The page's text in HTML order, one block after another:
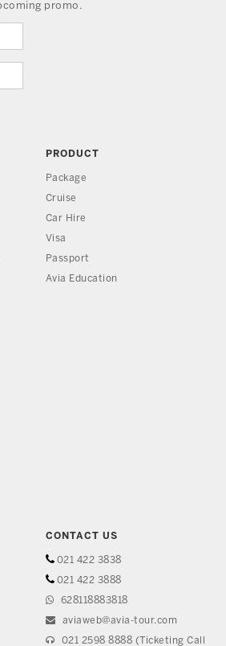
promo.
PRODUCT
Package
Cruise
Car Hire
Visa
Passport
Avia Education
CONTACT US
021 422 3838
021 422 3888
628118883818
aviaweb@avia-tour.com
021 2598 8888 (Ticketing Call